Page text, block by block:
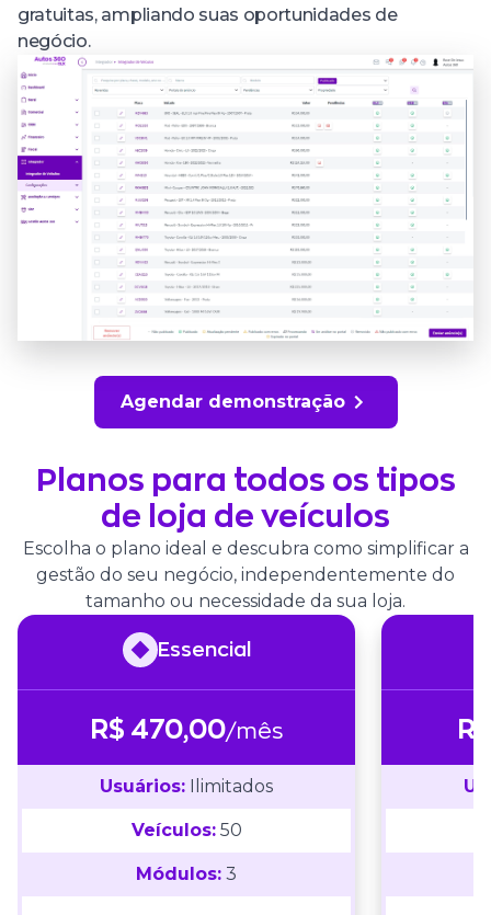
gratuitas, ampliando suas oportunidades de
negócio.
Agendar demonstração
Planos para todos os tipos
de loja de veículos
Escolha o plano ideal e descubra como simplificar a
gestão do seu negócio, independentemente do
tamanho ou necessidade da sua loja.
Essencial
R$ 470,00/mês
Usuários: Ilimitados
Veículos: 50
Módulos: 3